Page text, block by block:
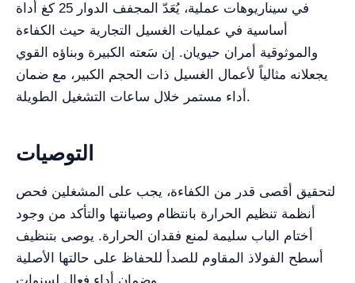
في سيناريوهات عملية، يُعَدّ المجفف الدوار 25 كغ أداة
أساسية في عمليات الغسيل التجارية حيث الكفاءة
والموثوقية أمران حيويان. إن سَعته الكبيرة وبناؤه القوي
يجعلانه مثالياً لأعمال الغسيل ذات الحجم الكبير، مع ضمان
أداء مستمر خلال ساعات التشغيل الطويلة.
التوصيات
لتحقيق أقصى قدر من الكفاءة، يجب على المشغلين فحص
أنظمة تنظيم الحرارة بانتظام وصيانتها والتأكد من وجود
أختام الباب سليمة لمنع فقدان الحرارة. يوصى بتنظيف
أسطح الفولاذ المقاوم للصدأ للحفاظ على حالتها الأصلية